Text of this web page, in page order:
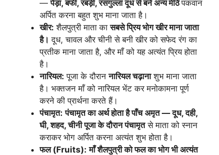
—पेड़ा, बर्फी, रबड़ी, रसगुल्ला दूध से बने अन्य मीठेपकवान
अर्पित करना बहुत शुभ माना जाता है।
खीर: शैलपुत्री माता कासबसे प्रिय भोग खीर माना जाता
है। दूध, चावल और चीनी से बनी खीर को सफेद रंग का
प्रतीक माना जाता है, और माँ को यह अत्यंत प्रिय होता
है।
नारियल: पूजा के दौराननारियल चढ़ानाशुभ माना जाता
है। भक्तजन माँ को नारियल भेंट कर मनोकामना पूर्ण
करने की प्रार्थना करते हैं।
पंचामृत: पंचामृत का अर्थ होता है पाँच अमृत — दूध, दही,
घी, शहद, चीनी पूजा के दौरान पंचामृतसे माता को स्नान
कराकर भोग अर्पित करना अत्यंत शुभ होता है।
फल (Fruits): माँ शैलपुत्री को फल का भोग भी अत्यंत